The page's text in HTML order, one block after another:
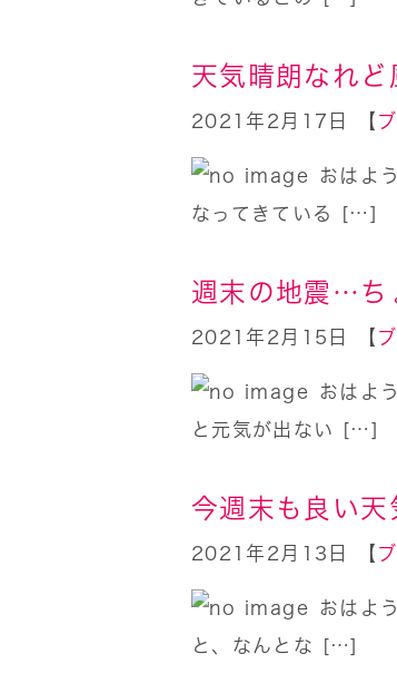
天気晴朗なれど
2021年2月17日 【
おはよ
なってきている […]
週末の地震…ち
2021年2月15日 【
おはよ
と元気が出ない […]
今週末も良い天
2021年2月13日 【
おはよ
と、なんとな […]